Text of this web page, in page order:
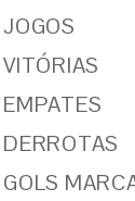
JOGOS
VITÓRIAS
EMPATES
DERROTAS
GOLS